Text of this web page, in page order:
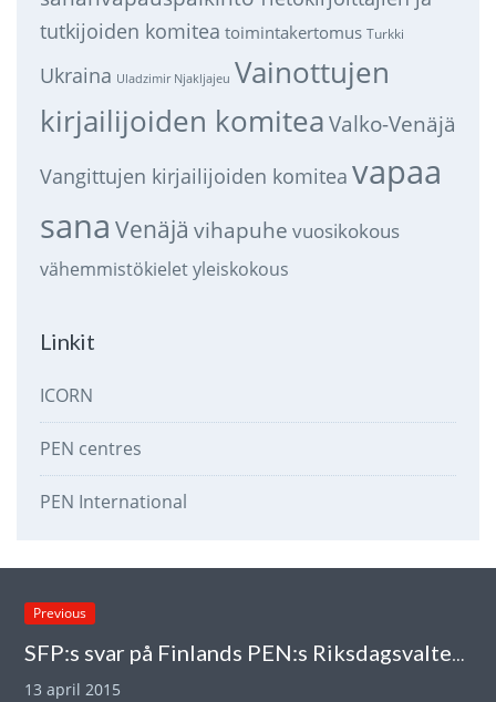
tutkijoiden komitea toimintakertomus Turkki
Ukraina Uladzimir Njakljajeu Vainottujen
kirjailijoiden komitea Valko-Venäjä
Vangittujen kirjailijoiden komitea vapaa
sana Venäjä vihapuhe vuosikokous
vähemmistökieletyleiskokous
Linkit
ICORN
PEN centres
PEN International
Previous
SFP:s svar på Finlands PEN:s Riksdagsvaltent
13 april 2015